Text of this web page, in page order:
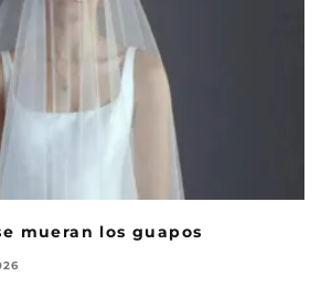
mueran los guapos